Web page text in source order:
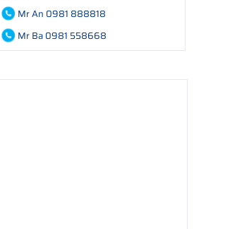
Mr An 0981 888818
Mr Ba 0981 558668